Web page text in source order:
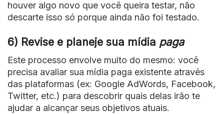
houver algo novo que você queira testar, não
descarte isso só porque ainda não foi testado.
6) Revise e planeje sua mídia paga
Este processo envolve muito do mesmo: você
precisa avaliar sua mídia paga existente através
das plataformas (ex: Google AdWords, Facebook,
Twitter, etc.) para descobrir quais delas irão te
ajudar a alcançar seus objetivos atuais.